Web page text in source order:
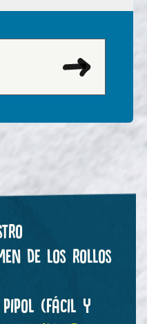
de los rollos
pipol (fácil y